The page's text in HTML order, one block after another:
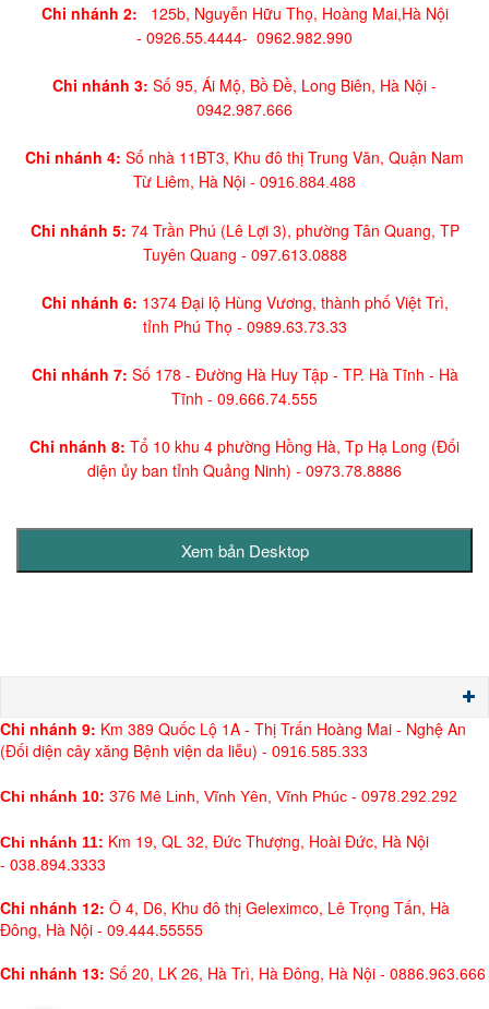
Chi nhánh 2: 125b, Nguyễn Hữu Thọ, Hoàng Mai,Hà Nội
- 0926.55.4444- 0962.982.990
Chi nhánh 3: Số 95, Ái Mộ, Bồ Đề, Long Biên, Hà Nội -
0942.987.666
Chi nhánh 4: Số nhà 11BT3, Khu đô thị Trung Văn, Quận Nam
Từ Liêm, Hà Nội - 0916.884.488
Chi nhánh 5: 74 Trần Phú (Lê Lợi 3), phường Tân Quang, TP
Tuyên Quang - 097.613.0888
Chi nhánh 6: 1374 Đại lộ Hùng Vương, thành phố Việt Trì,
tỉnh Phú Thọ - 0989.63.73.33
Chi nhánh 7: Số 178 - Đường Hà Huy Tập - TP. Hà Tĩnh - Hà
Tĩnh - 09.666.74.555
Chi nhánh 8: Tổ 10 khu 4 phường Hồng Hà, Tp Hạ Long (Đối
diện ủy ban tỉnh Quảng Ninh) - 0973.78.8886
Chi nhánh 9: Km 389 Quốc Lộ 1A - Thị Trấn Hoàng Mai - Nghệ An
(Đối diện cây xăng Bệnh viện da liễu) - 0916.585.333
Chi nhánh 10: 376 Mê Linh, Vĩnh Yên, Vĩnh Phúc - 0978.292.292
Chi nhánh 11: Km 19, QL 32, Đức Thượng, Hoài Đức, Hà Nội
- 038.894.3333
Chi nhánh 12: Ô 4, D6, Khu đô thị Geleximco, Lê Trọng Tấn, Hà
Đông, Hà Nội - 09.444.55555
Chi nhánh 13: Số 20, LK 26, Hà Trì, Hà Đông, Hà Nội - 0886.963.666